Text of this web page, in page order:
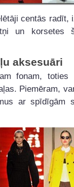
centās radīt,
un korsetes
aksesuāri
fonam, toties
Piemēram,
ar spīdīgām